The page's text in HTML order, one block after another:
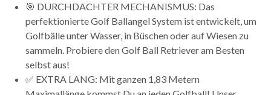
🎯 DURCHDACHTER MECHANISMUS: Das
perfektionierte Golf Ballangel System ist entwickelt, um
Golfbälle unter Wasser, in Büschen oder auf Wiesen zu
sammeln. Probiere den Golf Ball Retriever am Besten
selbst aus!
✅ EXTRA LANG: Mit ganzen 1,83 Metern